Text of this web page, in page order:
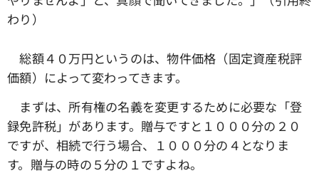
わり）
総額４０万円というのは、物件価格（固定資産税評
価額）によって変わってきます。
まずは、所有権の名義を変更するために必要な「登
録免許税」があります。贈与ですと１０００分の２０
ですが、相続で行う場合、１０００分の４となりま
す。贈与の時の５分の１ですよね。